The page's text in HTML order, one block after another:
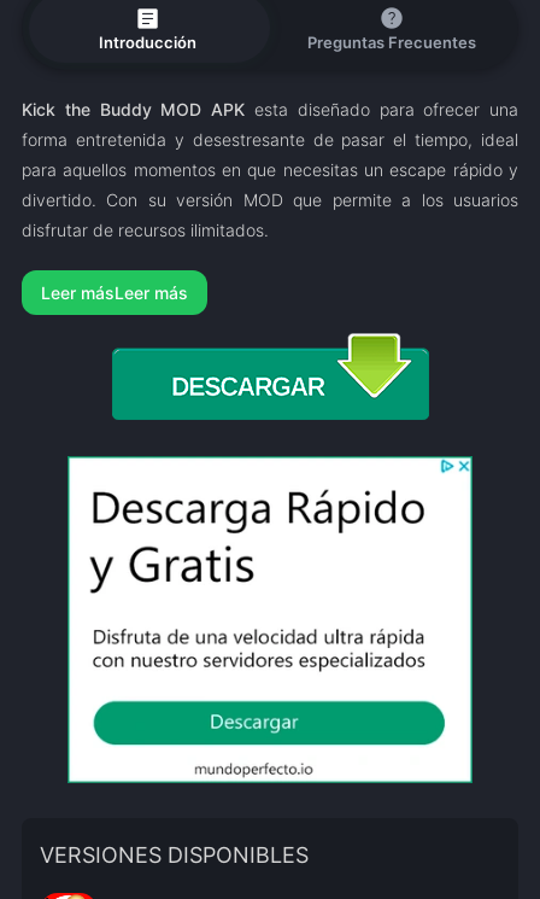
article
Introducción
help
Preguntas Frecuentes
Kick the Buddy MOD APK esta diseñado para ofrecer una
forma entretenida y desestresante de pasar el tiempo, ideal
para aquellos momentos en que necesitas un escape rápido y
divertido. Con su versión MOD que permite a los usuarios
disfrutar de recursos ilimitados.
Leer más
VERSIONES DISPONIBLES